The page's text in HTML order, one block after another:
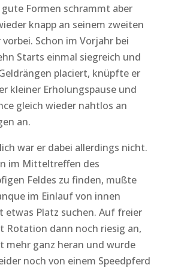
Formen schrammt aber
knapp an seinem zweiten
Schon im Vorjahr bei
Starts einmal siegreich und
placiert, knüpfte er
kleiner Erholungspause und
gleich wieder nahtlos an
an.
war er dabei allerdings nicht.
im Mitteltreffen des
Feldes zu finden, mußte
im Einlauf von innen
etwas Platz suchen. Auf freier
Rotation dann noch riesig an,
mehr ganz heran und wurde
noch von einem Speedpferd